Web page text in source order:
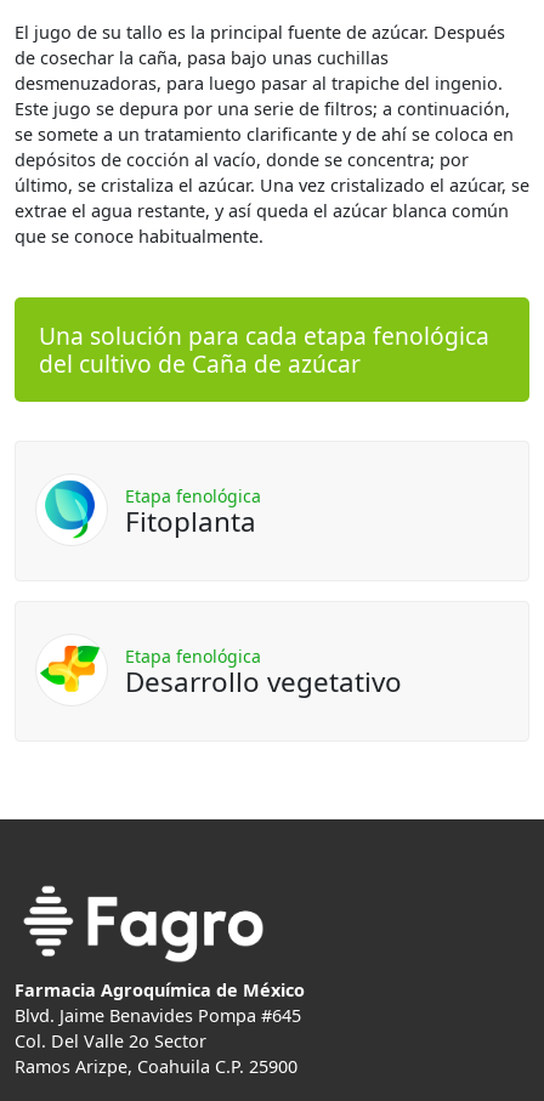
El jugo de su tallo es la principal fuente de azúcar. Después
de cosechar la caña, pasa bajo unas cuchillas
desmenuzadoras, para luego pasar al trapiche del ingenio.
Este jugo se depura por una serie de filtros; a continuación,
se somete a un tratamiento clarificante y de ahí se coloca en
depósitos de cocción al vacío, donde se concentra; por
último, se cristaliza el azúcar. Una vez cristalizado el azúcar, se
extrae el agua restante, y así queda el azúcar blanca común
que se conoce habitualmente.
Una solución para cada etapa fenológica
del cultivo de Caña de azúcar
Etapa fenológica
Fitoplanta
Etapa fenológica
Desarrollo vegetativo
Farmacia Agroquímica de México
Blvd. Jaime Benavides Pompa #645
Col. Del Valle 2o Sector
Ramos Arizpe, Coahuila C.P. 25900